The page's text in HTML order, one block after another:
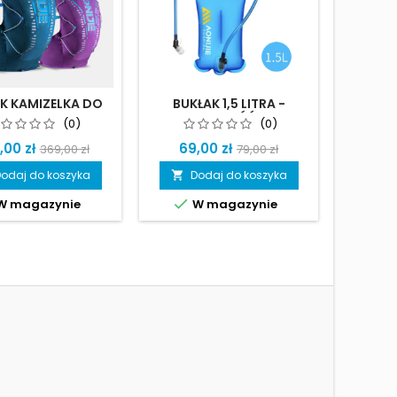
KAMIZELKA DO
AONIJIE OFF
- 12 LITRÓW
(0)
zł 369,00 zł
do koszyka
magazynie
BUKŁAK 1,5 LITRA -
NOWOŚĆ! (0)
69,00 zł 79,00 zł
 Dodaj do koszyka
 W magazynie